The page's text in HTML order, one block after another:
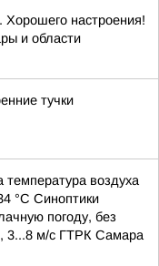
настроения!
и области
тучки
температура воздуха
°C Синоптики
погоду, без
3...8 м/с ГТРК Самара